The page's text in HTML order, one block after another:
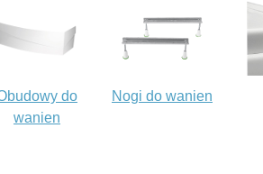
do
wanien
Nogi do wanien